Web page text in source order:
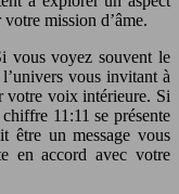
mission d’âme.
vous voyez souvent le
vous invitant à
votre voix intérieure. Si
11:11 se présente
être un message vous
en accord avec votre